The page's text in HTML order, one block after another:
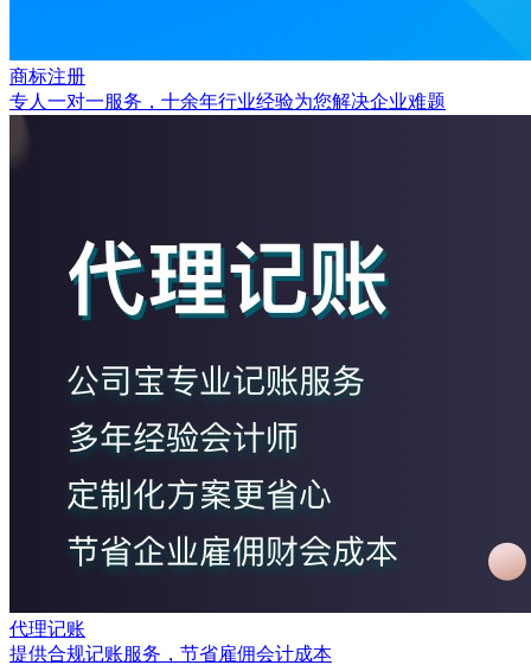
商标注册
专人一对一服务，十余年行业经验为您解决企业难题
代理记账
提供合规记账服务，节省雇佣会计成本